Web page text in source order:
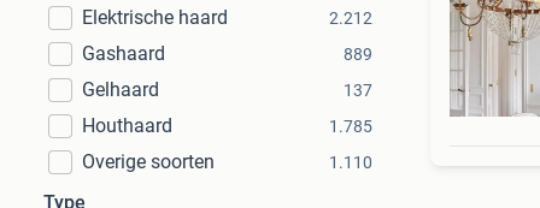
Elektrische haard
2.212
Gashaard 889
Gelhaard 137
Houthaard 1.785
Overige soorten 1.110
Type